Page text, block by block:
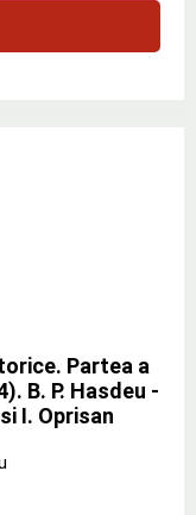
Partea a
B. P. Hasdeu -
I. Oprisan